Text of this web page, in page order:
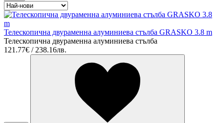
Телескопична двураменна алуминиева стълба GRASKO 3.8 m
Телескопична двураменна алуминиева стълба
121.77€ / 238.16лв.